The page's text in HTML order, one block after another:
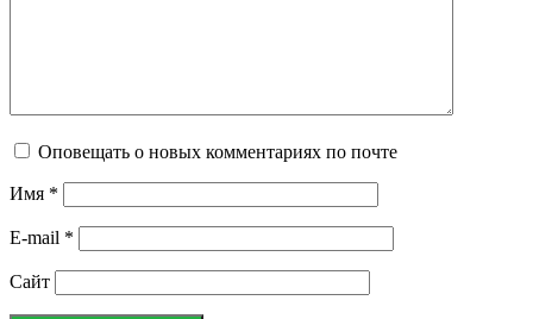
Оповещать о новых комментариях по почте
Имя *
E-mail *
Сайт